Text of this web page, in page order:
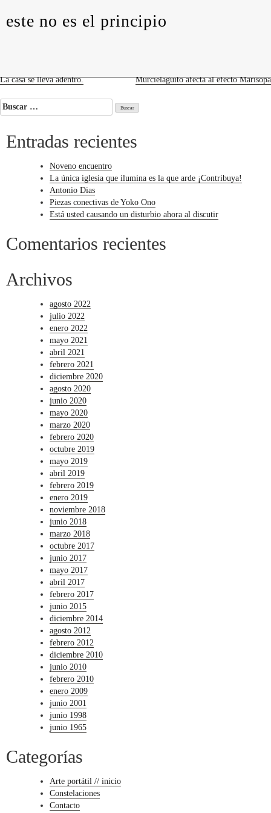
portátiles
contacto
este no es el principio
Navegación
de
La casa se lleva adentro. Murcielagüito afecta al efecto Marisopa
Buscar:
Entradas recientes
Noveno encuentro
La única iglesia que ilumina es la que arde ¡Contribuya!
Antonio Dias
Piezas conectivas de Yoko Ono
Está usted causando un disturbio ahora al discutir
Comentarios recientes
Archivos
agosto 2022
julio 2022
enero 2022
mayo 2021
abril 2021
febrero 2021
diciembre 2020
agosto 2020
junio 2020
mayo 2020
marzo 2020
febrero 2020
octubre 2019
mayo 2019
abril 2019
febrero 2019
enero 2019
noviembre 2018
junio 2018
marzo 2018
octubre 2017
junio 2017
mayo 2017
abril 2017
febrero 2017
junio 2015
diciembre 2014
agosto 2012
febrero 2012
diciembre 2010
junio 2010
febrero 2010
enero 2009
junio 2001
junio 1998
junio 1965
Categorías
Arte portátil // inicio
Constelaciones
Contacto